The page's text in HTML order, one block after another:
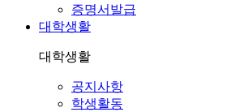
증명서발급
대학생활
대학생활
공지사항
학생활동